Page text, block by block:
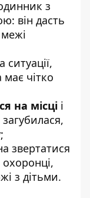
з
він дасть
чітко
на місці і
звертатися
з дітьми.